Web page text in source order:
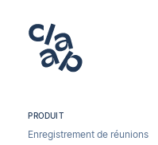
PRODUIT
Enregistrement de réunions